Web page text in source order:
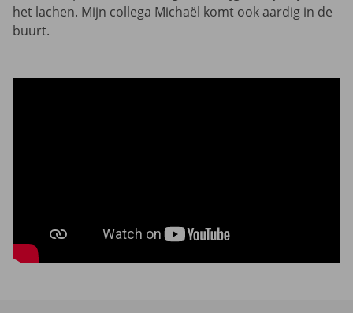
het lachen. Mijn collega Michaël komt ook aardig in de
buurt.